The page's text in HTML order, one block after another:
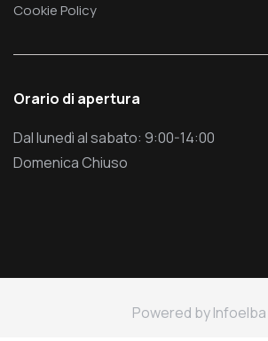
Cookie Policy
Orario di apertura
Dal lunedì al sabato: 9:00-14:00
Domenica Chiuso
Powered byInfoelba